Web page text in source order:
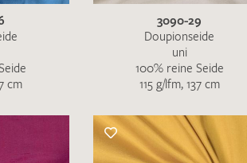
dass meine angegebenen Daten zur
cm
3090-29
Doupionseide
uni
100% reine Seide
115 g/lfm, 137 cm